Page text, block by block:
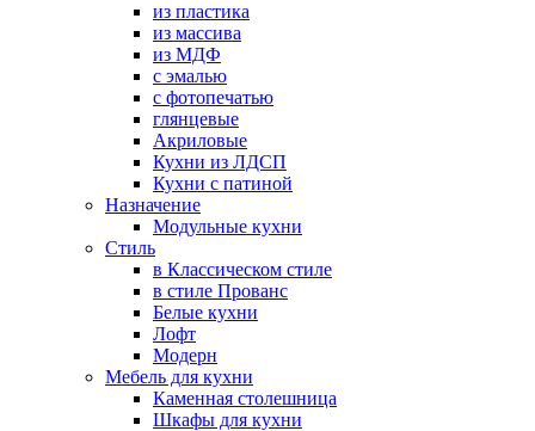
из пластика
из массива
из МДФ
с эмалью
с фотопечатью
глянцевые
Акриловые
Кухни из ЛДСП
Кухни с патиной
Назначение
Модульные кухни
Стиль
в Классическом стиле
в стиле Прованс
Белые кухни
Лофт
Модерн
Мебель для кухни
Каменная столешница
Шкафы для кухни